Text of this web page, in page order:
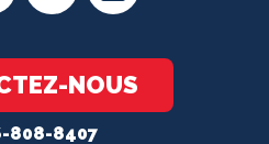
NOUS
808-8407